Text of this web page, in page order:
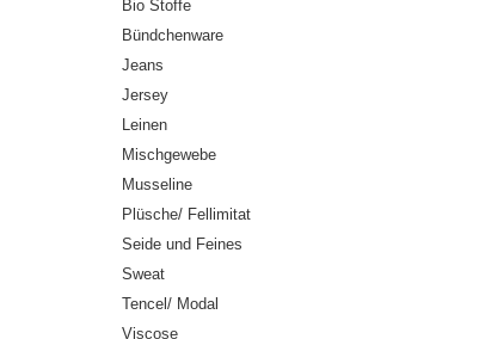
Bio Stoffe
Bündchenware
Jeans
Jersey
Leinen
Mischgewebe
Musseline
Plüsche/ Fellimitat
Seide und Feines
Sweat
Tencel/ Modal
Viscose